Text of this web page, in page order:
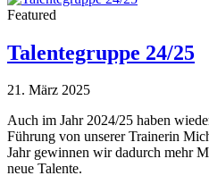
Featured
Talentegruppe 24/25
21. März 2025
Auch im Jahr 2024/25 haben
Führung von unserer Trainerin
Jahr gewinnen wir dadurch mehr
neue Talente.